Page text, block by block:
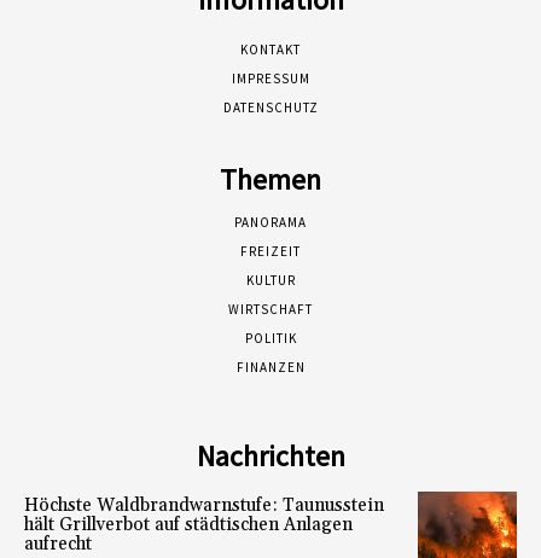
KONTAKT
IMPRESSUM
DATENSCHUTZ
Themen
PANORAMA
FREIZEIT
KULTUR
WIRTSCHAFT
POLITIK
FINANZEN
Nachrichten
Höchste Waldbrandwarnstufe: Taunusstein
hält Grillverbot auf städtischen Anlagen
aufrecht